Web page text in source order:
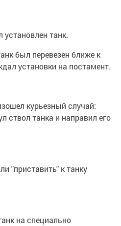
установлен танк.
был перевезен ближе к
установки на постамент.
курьезный случай:
ствол танка и направил его
"приставить" к танку
на специально